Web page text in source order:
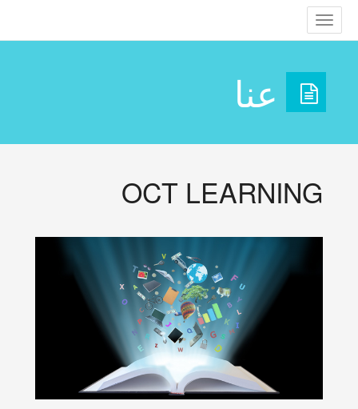
Toggle
navigation
عنا
OCT LEARNING